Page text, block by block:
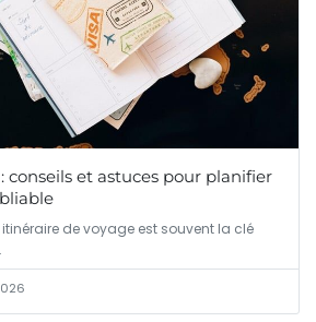
conseils et astuces pour planifier
de voyage est souvent la clé